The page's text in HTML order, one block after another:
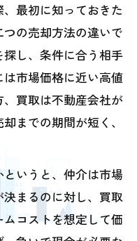
最初に知っておきた
の売却方法の違いで
し、条件に合う相手
市場価格に近い高値
買取は不動産会社が
までの期間が短く、
いうと、仲介は市場
まるのに対し、買取
コストを想定して価